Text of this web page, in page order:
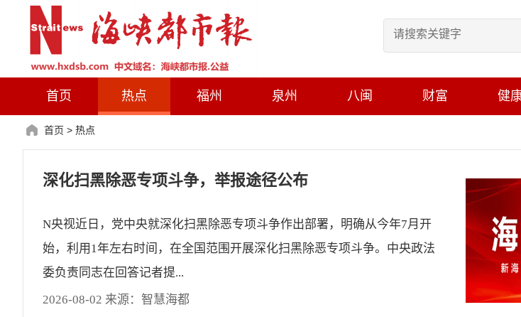
首页 热点 福州 泉州 八闽 财富 健
首页 > 热点
深化扫黑除恶专项斗争，举报途径公布
N央视近日，党中央就深化扫黑除恶专项斗争作出部署，明确从今年7月开
始，利用1年左右时间，在全国范围开展深化扫黑除恶专项斗争。中央政法
委负责同志在回答记者提...
2026-08-02 来源：智慧海都